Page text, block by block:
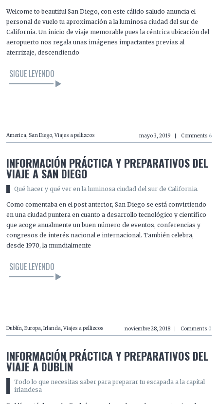
Welcome to beautiful San Diego, con este cálido saludo anuncia el
personal de vuelo tu aproximación a la luminosa ciudad del sur de
California. Un inicio de viaje memorable pues la céntrica ubicación del
aeropuerto nos regala unas imágenes impactantes previas al
aterrizaje, descendiendo
SIGUE LEYENDO
America,San Diego,Viajes a pellizcos mayo 3, 2019 Comments 6
INFORMACIÓN PRÁCTICA Y PREPARATIVOS DEL
VIAJE A SAN DIEGO
Qué hacer y qué ver en la luminosa ciudad del sur de California.
Como comentaba en el post anterior, San Diego se está convirtiendo
en una ciudad puntera en cuanto a desarrollo tecnológico y científico
que acoge anualmente un buen número de eventos, conferencias y
congresos de interés nacional e internacional. También celebra,
desde 1970, la mundialmente
SIGUE LEYENDO
Dublín,Europa,Irlanda,Viajes a pellizcos noviembre 28, 2018 Comments 0
INFORMACIÓN PRÁCTICA Y PREPARATIVOS DEL
VIAJE A DUBLÍN
Todo lo que necesitas saber para preparar tu escapada a la capital
irlandesa